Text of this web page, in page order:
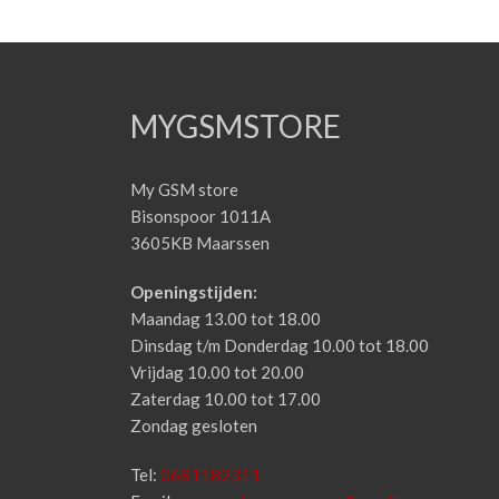
MYGSMSTORE
My GSM store
Bisonspoor 1011A
3605KB Maarssen
Openingstijden:
Maandag 13.00 tot 18.00
Dinsdag t/m Donderdag 10.00 tot 18.00
Vrijdag 10.00 tot 20.00
Zaterdag 10.00 tot 17.00
Zondag gesloten
Tel: 0681182311